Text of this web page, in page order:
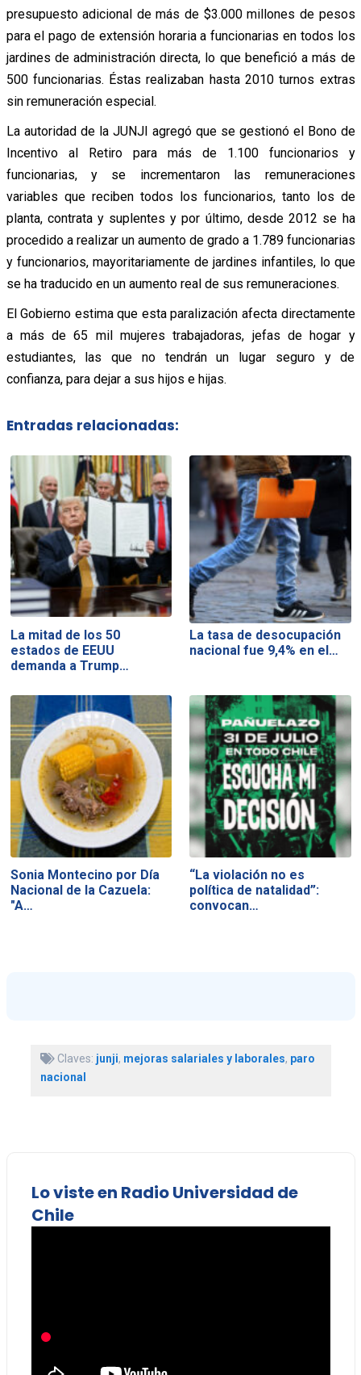
presupuesto adicional de más de $3.000 millones de pesos
para el pago de extensión horaria a funcionarias en todos los
jardines de administración directa, lo que benefició a más de
500 funcionarias. Éstas realizaban hasta 2010 turnos extras
sin remuneración especial.
La autoridad de la JUNJI agregó que se gestionó el Bono de
Incentivo al Retiro para más de 1.100 funcionarios y
funcionarias, y se incrementaron las remuneraciones
variables que reciben todos los funcionarios, tanto los de
planta, contrata y suplentes y por último, desde 2012 se ha
procedido a realizar un aumento de grado a 1.789 funcionarias
y funcionarios, mayoritariamente de jardines infantiles, lo que
se ha traducido en un aumento real de sus remuneraciones.
El Gobierno estima que esta paralización afecta directamente
a más de 65 mil mujeres trabajadoras, jefas de hogar y
estudiantes, las que no tendrán un lugar seguro y de
confianza, para dejar a sus hijos e hijas.
Entradas relacionadas:
La mitad de los 50
estados de EEUU
demanda a Trump…
La tasa de desocupación
nacional fue 9,4% en el…
Sonia Montecino por Día
Nacional de la Cazuela:
"A…
“La violación no es
política de natalidad”:
convocan…
Claves: junji, mejoras salariales y laborales, paro
nacional
Lo viste en Radio Universidad de
Chile